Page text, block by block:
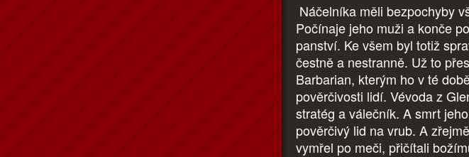
Náčelníka měli bezpochyby
Počínaje jeho muži a konče
panství. Ke všem byl totiž
čestně a nestranně. Už to
Barbarian, kterým ho v té
pověrčivosti lidí. Vévoda z
stratég a válečník. A smrt
pověrčivý lid na vrub. A
vymřel po meči, přičítali